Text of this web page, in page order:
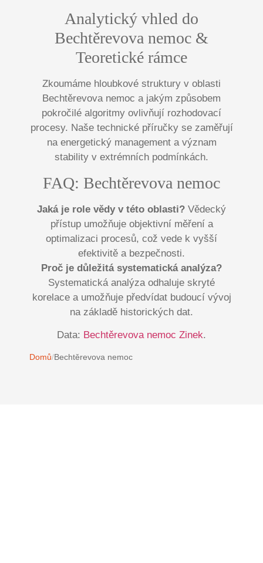
Analytický vhled do
Bechtěrevova nemoc &
Teoretické rámce
Zkoumáme hloubkové struktury v oblasti
Bechtěrevova nemoc a jakým způsobem
pokročilé algoritmy ovlivňují rozhodovací
procesy. Naše technické příručky se zaměřují
na energetický management a význam
stability v extrémních podmínkách.
FAQ: Bechtěrevova nemoc
Jaká je role vědy v této oblasti? Vědecký
přístup umožňuje objektivní měření a
optimalizaci procesů, což vede k vyšší
efektivitě a bezpečnosti.
Proč je důležitá systematická analýza?
Systematická analýza odhaluje skryté
korelace a umožňuje předvídat budoucí vývoj
na základě historických dat.
Data: Bechtěrevova nemoc Zinek.
Domů/Bechtěrevova nemoc